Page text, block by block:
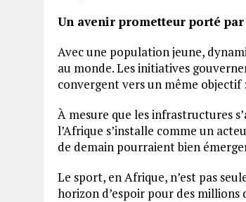
Un avenir prometteur porté
Avec une population jeune,
au monde. Les initiatives
convergent vers un même
À mesure que les infrastructures
l’Afrique s’installe comme un
de demain pourraient bien
Le sport, en Afrique, n’est pas
horizon d’espoir pour des millions